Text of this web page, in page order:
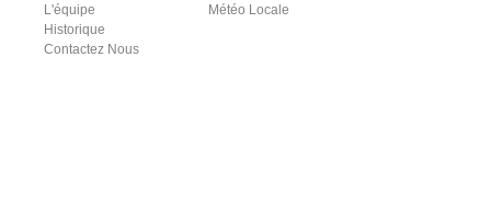
L'équipe
Historique
Contactez Nous
Météo Locale